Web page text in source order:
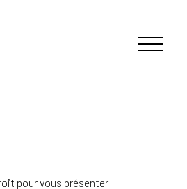
pour vous présenter